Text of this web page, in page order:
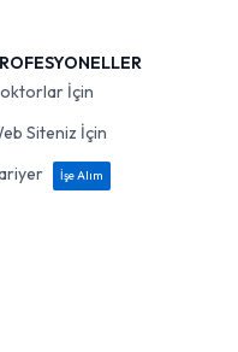
İçin
Siteniz İçin
İşe Alım